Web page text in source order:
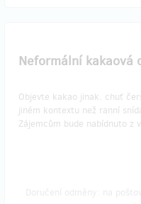
Neformální kakaová
Objevte kakao jinak. chuť
jiném kontextu než ranní
Zájemcům bude nabídnuto z